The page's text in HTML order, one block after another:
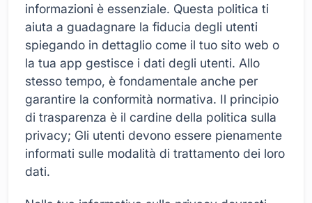
informazioni è essenziale. Questa politica ti
aiuta a guadagnare la fiducia degli utenti
spiegando in dettaglio come il tuo sito web o
la tua app gestisce i dati degli utenti. Allo
stesso tempo, è fondamentale anche per
garantire la conformità normativa. Il principio
di trasparenza è il cardine della politica sulla
privacy; Gli utenti devono essere pienamente
informati sulle modalità di trattamento dei loro
dati.